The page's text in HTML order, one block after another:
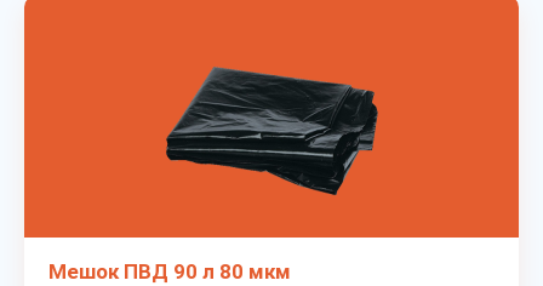
Мешок ПВД 90 л 80 мкм